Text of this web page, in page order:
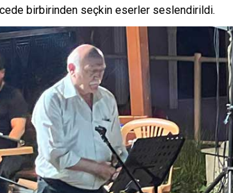
birbirinden seçkin eserler seslendirildi.